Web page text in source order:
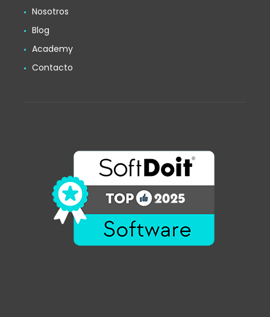
Nosotros
Blog
Academy
Contacto